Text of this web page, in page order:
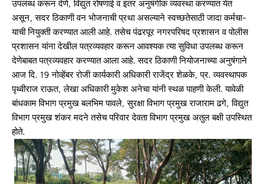
उपलब्ध करून देणे, विद्युत रोषणाई व इतर अनुषंगीक व्यवस्था करण्यात येत
असून, सदर ठिकाणी वन भोजनाची प्रथा असल्याने स्वच्छतेसाठी जादा कर्मचा-
याची नियुक्ती करण्यात आली आहे. तसेच पंढरपूर नगरपरिषद प्रशासन व पोलीस
प्रशासन यांना देखील पत्रव्यवहार करून आवश्यक त्या सुविधा उपलब्ध करून
देणेबाबत पत्रव्यवहार करण्यात आला आहे. सदर ठिकाणी नियोजनाच्या अनुषंगाने
आज दि. 19 नोव्हेंबर रोजी कार्यकारी अधिकारी राजेंद्र शेळके, प्र. व्यवस्थापक
पृथ्वीराज राऊत, लेखा अधिकारी मुकेश अनेचा यांनी स्थळ पाहणी केली. यावेळी
बांधकाम विभाग प्रमुख बलभिम पावले, सुरक्षा विभाग प्रमुख राजाराम ढगे, विद्युत
विभाग प्रमुख शंकर मदने तसेच परिवार देवता विभाग प्रमुख अतुल बक्षी उपस्थित
होते.